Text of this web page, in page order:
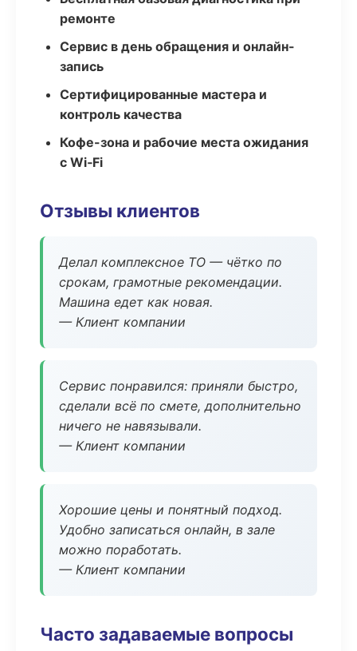
ремонте
Сервис в день обращения и онлайн-
запись
Сертифицированные мастера и
контроль качества
Кофе-зона и рабочие места ожидания
с Wi‑Fi
Отзывы клиентов
Делал комплексное ТО — чётко по
срокам, грамотные рекомендации.
Машина едет как новая.
— Клиент компании
Сервис понравился: приняли быстро,
сделали всё по смете, дополнительно
ничего не навязывали.
— Клиент компании
Хорошие цены и понятный подход.
Удобно записаться онлайн, в зале
можно поработать.
— Клиент компании
Часто задаваемые вопросы